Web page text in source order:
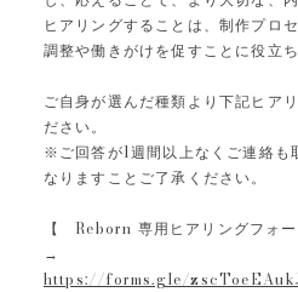
ヒアリングすることは、制作プロ
調整や働きがけを促すことに役立ち
ご自身が選んだ種類より下記ヒア
ださい。
※ご回答が1週間以上なくご連絡も
なりますことご了承ください。
【 Reborn 専用ヒアリングフォ
→
https://forms.gle/